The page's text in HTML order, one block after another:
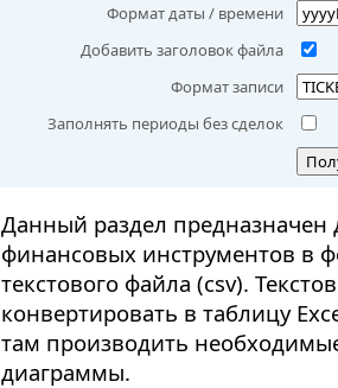
Формат даты / времени
Добавить заголовок файла
Формат записи
Заполнять периоды без сделок
Данный раздел
финансовых инструментов в
текстового файла (csv).
конвертировать в таблицу
там производить
диаграммы.